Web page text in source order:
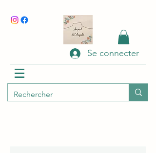
Se connecter